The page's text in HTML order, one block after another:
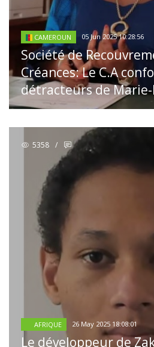
CAMEROUN 05 Jun 2025 10:28:56
Société de
Créances: Le C.A
détracteurs de Marie-
5358 /
AFRIQUE 26 May 2025 18:08:01
Le développeur de